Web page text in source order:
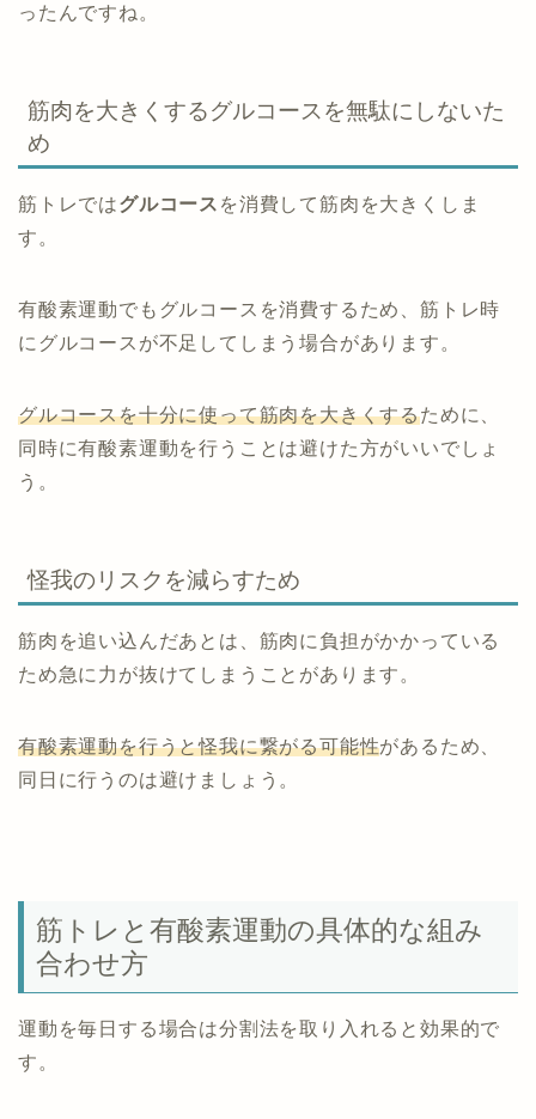
ったんですね。
筋肉を大きくするグルコースを無駄にしないた
め
筋トレではグルコース を消費して筋肉を大きくしま
す。
有酸素運動でもグルコースを消費するため、筋トレ時
にグルコースが不足してしまう場合があります。
グルコースを十分に使って筋肉を大きくするために、
同時に有酸素運動を行うことは避けた方がいいでしょ
う。
怪我のリスクを減らすため
筋肉を追い込んだあとは、筋肉に負担がかかっている
ため急に力が抜けてしまうことがあります。
有酸素運動を行うと怪我に繋がる可能性があるため、
同日に行うのは避けましょう。
筋トレと有酸素運動の具体的な組み
合わせ方
運動を毎日する場合は分割法を取り入れると効果的で
す。